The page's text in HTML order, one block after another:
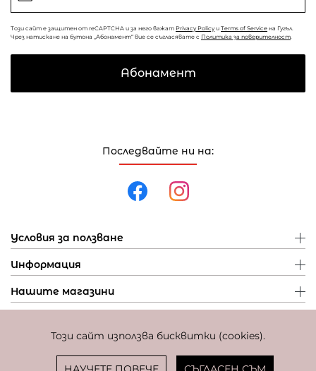
Този сайт използва бисквитки (cookies).
Последвайте ни на:
Условия за ползване
Информация
Нашите магазини
Този сайт е защитен от reCAPTCHA и за него важат Privacy Policy и Terms of Service на Гугъл.
Чрез натискане на бутона „Абонамент“ вие се съгласявате с Политика за поверителност
Абонамент
Фиксиран курс за превалутиране: 1 EUR = 1,95583 BGN